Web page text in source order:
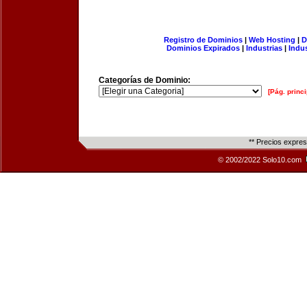
Registro de Dominios| Web Hosting |
Dominios Expirados | Industrias |
Categorías de Dominio:
[Pág.
** Precios
© 2002/2022 Solo10.com